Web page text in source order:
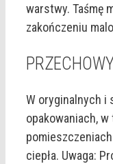
warstwy. Taśmę
zakończeniu
W oryginalnych i
opakowaniach,
ciepła. Uwaga: